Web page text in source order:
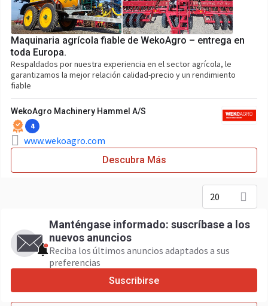
Maquinaria agrícola fiable de WekoAgro – entrega en
toda Europa.
Respaldados por nuestra experiencia en el sector agrícola, le
garantizamos la mejor relación calidad-precio y un rendimiento
fiable
WekoAgro Machinery Hammel A/S
4
www.wekoagro.com
Descubra Más
20
Manténgase informado: suscríbase a los
nuevos anuncios
Reciba los últimos anuncios adaptados a sus
preferencias
Suscribirse